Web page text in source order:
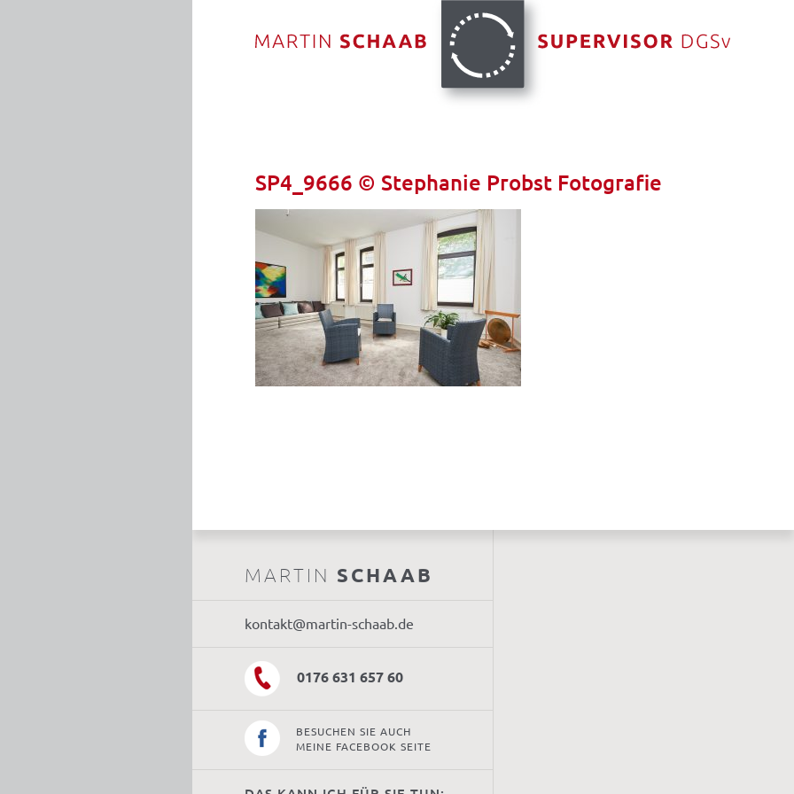
SP4_9666 © Stephanie Probst Fotografie
MARTIN SCHAAB
kontakt@martin-schaab.de
0176 631 657 60
BESUCHEN SIE AUCH
MEINE FACEBOOK SEITE